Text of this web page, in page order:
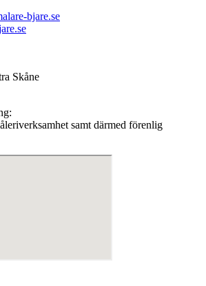
bjare.se
Skåne
samt därmed förenlig